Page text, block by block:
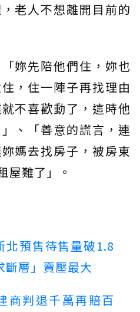
老人不想離開目前的
妳先陪他們住，妳也
，住一陣子再找理由
不喜歡動了，這時他
、「善意的謊言，連
媽去找房子，被房東
屋難了」。
北預售待售量破1.8
斷層」賣壓最大
商判退千萬再賠百